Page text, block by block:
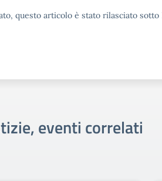
questo articolo è stato rilasciato
eventi correlati